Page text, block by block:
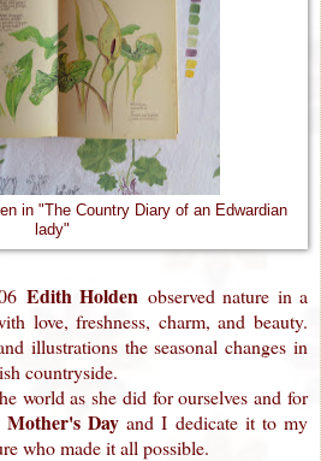
in "The Country Diary of an Edwardian
lady"
Edith Holden observed nature in a
love, freshness, charm, and beauty.
illustrations the seasonal changes in
countryside.
world as she did for ourselves and for
Mother's Day and I dedicate it to my
who made it all possible.